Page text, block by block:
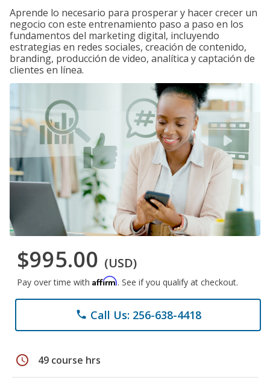
Aprende lo necesario para prosperar y hacer crecer un
negocio con este entrenamiento paso a paso en los
fundamentos del marketing digital, incluyendo
estrategias en redes sociales, creación de contenido,
branding, producción de video, analítica y captación de
clientes en línea.
$995.00 (USD)
Pay over time with Affirm. See if you qualify at checkout.
phone Call Us: 256-638-4418
schedule 49 course hrs